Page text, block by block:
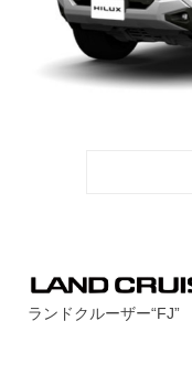
ランドクルーザー“FJ”